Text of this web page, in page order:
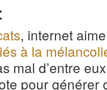
, internet
à la
mal d’entre
pour générer